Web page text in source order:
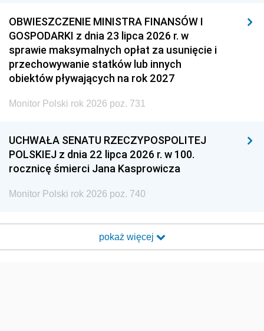
OBWIESZCZENIE MINISTRA FINANSÓW I
GOSPODARKI z dnia 23 lipca 2026 r. w
sprawie maksymalnych opłat za usunięcie i
przechowywanie statków lub innych
obiektów pływających na rok 2027
Monitor Polski rok 2026 poz. 731
UCHWAŁA SENATU RZECZYPOSPOLITEJ
POLSKIEJ z dnia 22 lipca 2026 r. w 100.
rocznicę śmierci Jana Kasprowicza
Monitor Polski rok 2026 poz. 740
pokaż więcej